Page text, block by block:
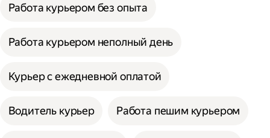
Работа курьером без опыта
Работа курьером неполный день
Курьер с ежедневной оплатой
Водитель курьер Работа пешим курьером